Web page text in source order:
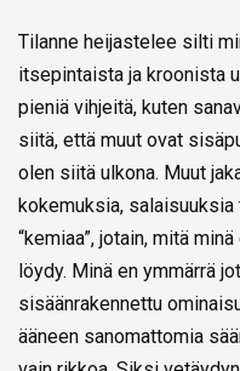
Tilanne heijastelee silti
itsepintaista ja kroonista
pieniä vihjeitä, kuten
siitä, että muut ovat
olen siitä ulkona. Muut
kokemuksia, salaisuuksia
“kemiaa”, jotain, mitä
löydy. Minä en ymmärrä
sisäänrakennettu
ääneen sanomattomia